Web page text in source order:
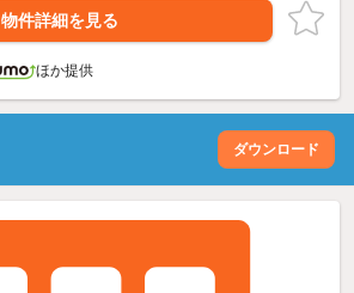
物件詳細を見る
ほか提供
ダウンロード